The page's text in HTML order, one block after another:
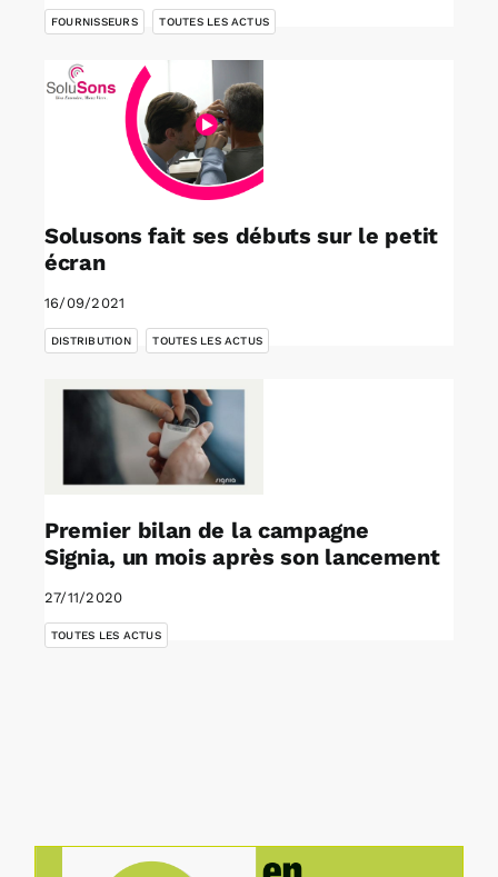
FOURNISSEURS TOUTES LES ACTUS
Solusons fait ses débuts sur le petit
écran
16/09/2021
DISTRIBUTION TOUTES LES ACTUS
Premier bilan de la campagne
Signia, un mois après son lancement
27/11/2020
TOUTES LES ACTUS